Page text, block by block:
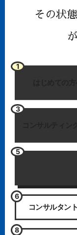
その状態
1
3
5
コンサルタン
6
8